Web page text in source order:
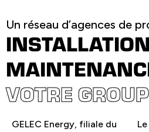
Un réseau d’agences de
VOTRE
GELEC Energy, filiale du